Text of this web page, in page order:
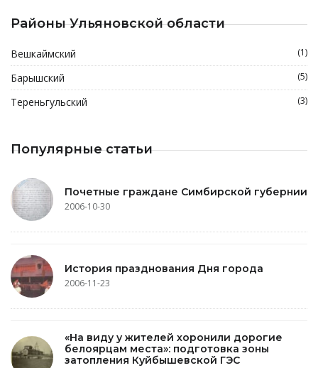
Районы Ульяновской области
Вешкаймский (1)
Барышский (5)
Тереньгульский (3)
Популярные статьи
Почетные граждане Симбирской губернии
2006-10-30
История празднования Дня города
2006-11-23
«На виду у жителей хоронили дорогие
белоярцам места»: подготовка зоны
затопления Куйбышевской ГЭС